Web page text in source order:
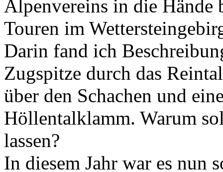
Alpenvereins in die Hände
Touren im
Darin fand ich
Zugspitze durch das
über den Schachen und
Höllentalklamm. Warum
lassen?
In diesem Jahr war es nun